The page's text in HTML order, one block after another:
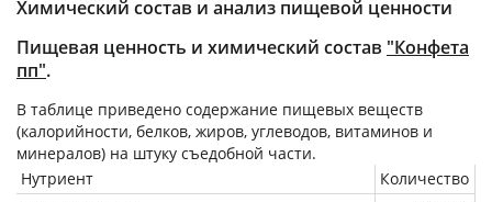
Химический состав и анализ пищевой ценности
Пищевая ценность и химический состав "Конфета
пп".
В таблице приведено содержание пищевых веществ
(калорийности, белков, жиров, углеводов, витаминов и
минералов) на штуку съедобной части.
Нутриент
Количество